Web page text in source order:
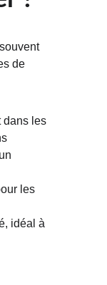
de
dans les
les
idéal à